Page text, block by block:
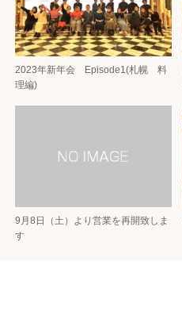
2023年新年会 Episode1(札幌 料
理編)
9月8日（土）より営業を再開致しま
す